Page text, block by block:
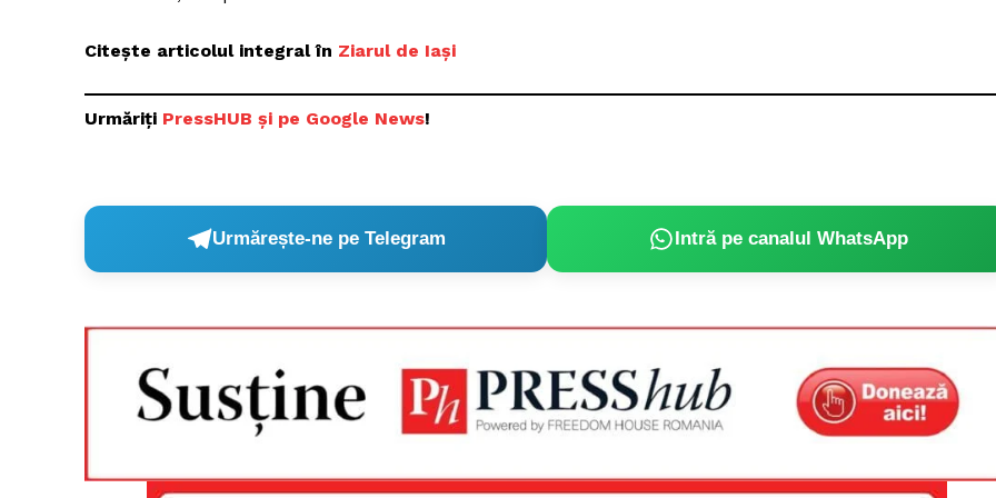
Citește articolul integral în Ziarul de Iași
Urmăriți PressHUB și pe Google News!
Urmărește-ne pe Telegram Intră pe canalul WhatsApp